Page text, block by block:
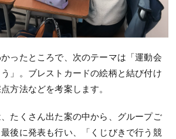
ったところで、次のテーマは「運動会
」。ブレストカードの絵柄と結び付け
方法などを考案します。
たくさん出た案の中から、グループご
後に発表も行い、「くじびきで行う競